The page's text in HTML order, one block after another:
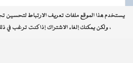
يستخدم هذا الموقع ملفات تعريف الارتباط
، ولكن يمكنك إلغاء الاشتراك إذا كنت ترغب في